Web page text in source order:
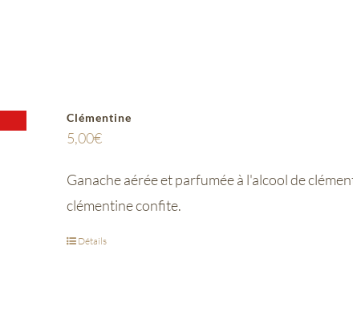
Clémentine
5,00€
Ganache aérée et parfumée à l'alcool de
clémentine confite.
Détails